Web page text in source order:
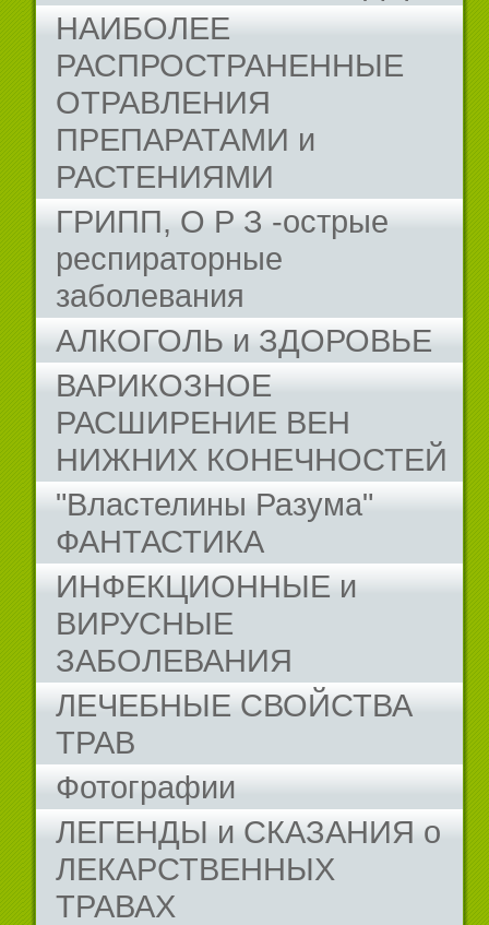
НАИБОЛЕЕ
РАСПРОСТРАНЕННЫЕ
ОТРАВЛЕНИЯ
ПРЕПАРАТАМИ и
РАСТЕНИЯМИ
ГРИПП, О Р З -острые
респираторные
заболевания
АЛКОГОЛЬ и ЗДОРОВЬЕ
ВАРИКОЗНОЕ
РАСШИРЕНИЕ ВЕН
НИЖНИХ КОНЕЧНОСТЕЙ
"Властелины Разума"
ФАНТАСТИКА
ИНФЕКЦИОННЫЕ и
ВИРУСНЫЕ
ЗАБОЛЕВАНИЯ
ЛЕЧЕБНЫЕ СВОЙСТВА
ТРАВ
Фотографии
ЛЕГЕНДЫ и СКАЗАНИЯ о
ЛЕКАРСТВЕННЫХ
ТРАВАХ